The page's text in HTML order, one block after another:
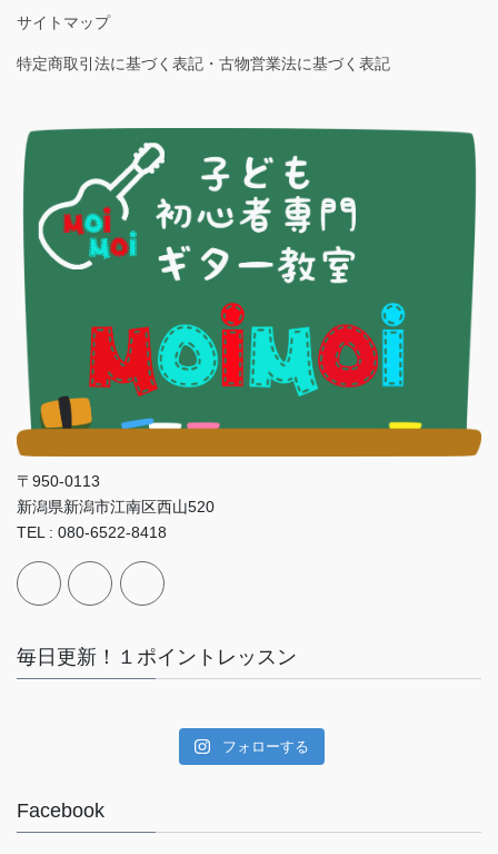
サイトマップ
特定商取引法に基づく表記・古物営業法に基づく表記
〒950-0113
新潟県新潟市江南区西山520
TEL : 080-6522-8418
毎日更新！１ポイントレッスン
フォローする
Facebook